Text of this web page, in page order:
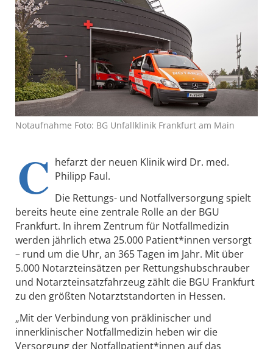
Notaufnahme Foto: BG Unfallklinik Frankfurt am Main
C hefarzt der neuen Klinik wird Dr. med.
Philipp Faul.
Die Rettungs- und Notfallversorgung spielt
bereits heute eine zentrale Rolle an der BGU
Frankfurt. In ihrem Zentrum für Notfallmedizin
werden jährlich etwa 25.000 Patient*innen versorgt
– rund um die Uhr, an 365 Tagen im Jahr. Mit über
5.000 Notarzteinsätzen per Rettungshubschrauber
und Notarzteinsatzfahrzeug zählt die BGU Frankfurt
zu den größten Notarztstandorten in Hessen.
„Mit der Verbindung von präklinischer und
innerklinischer Notfallmedizin heben wir die
Versorgung der Notfallpatient*innen auf das